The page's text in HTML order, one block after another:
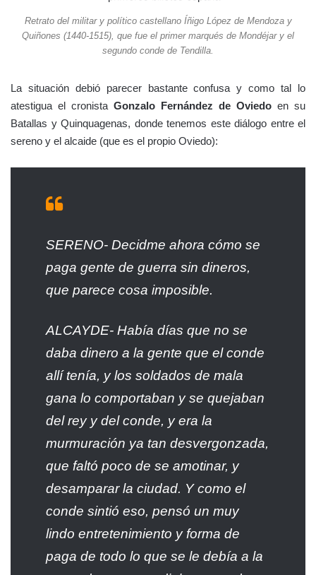
Retrato del militar y político castellano Íñigo López de Mendoza y
Quiñones (1440-1515), que fue el primer marqués de Mondéjar y el
segundo conde de Tendilla.
La situación debió parecer bastante confusa y como tal lo
atestigua el cronista Gonzalo Fernández de Oviedo en su
Batallas y Quinquagenas, donde tenemos este diálogo entre el
sereno y el alcaide (que es el propio Oviedo):
SERENO- Decidme ahora cómo se
paga gente de guerra sin dineros,
que parece cosa imposible.
ALCAYDE- Había días que no se
daba dinero a la gente que el conde
allí tenía, y los soldados de mala
gana lo comportaban y se quejaban
del rey y del conde, y era la
murmuración ya tan desvergonzada,
que faltó poco de se amotinar, y
desamparar la ciudad. Y como el
conde sintió eso, pensó un muy
lindo entretenimiento y forma de
paga de todo lo que se le debía a la